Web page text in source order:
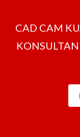
CAD CAM